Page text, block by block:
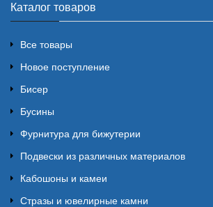
Каталог товаров
Все товары
Новое поступление
Бисер
Бусины
Фурнитура для бижутерии
Подвески из различных материалов
Кабошоны и камеи
Стразы и ювелирные камни